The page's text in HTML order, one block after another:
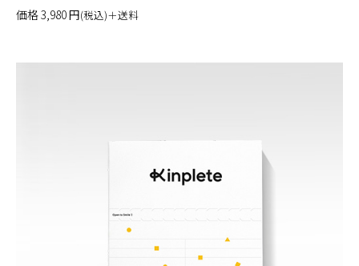
価格3,980円(税込)＋送料